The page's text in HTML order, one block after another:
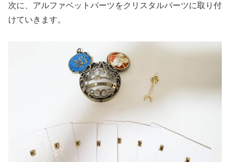
次に、アルファベットパーツをクリスタルパーツに取り付
けていきます。